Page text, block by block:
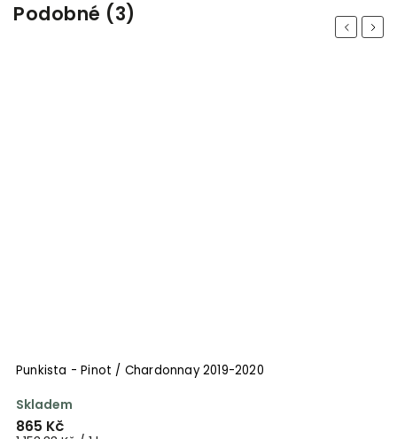
Podobné (3) Previous
Punkista - Pinot / Chardonnay 2019-2020
Skladem
865 Kč
Next